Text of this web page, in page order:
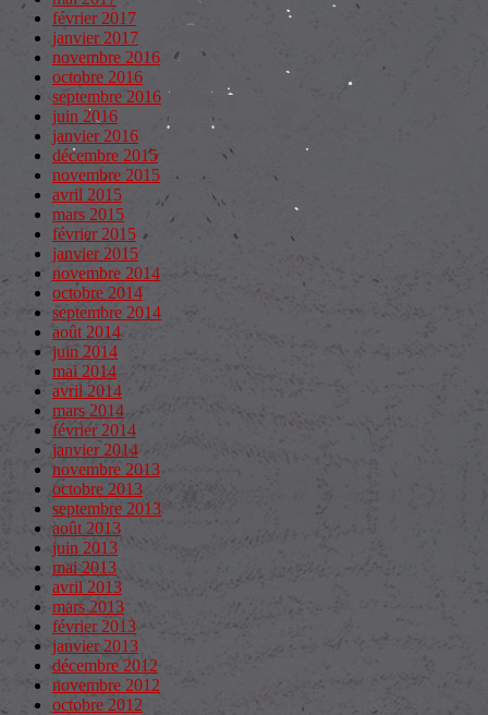
février 2017
janvier 2017
novembre 2016
octobre 2016
septembre 2016
juin 2016
janvier 2016
décembre 2015
novembre 2015
avril 2015
mars 2015
février 2015
janvier 2015
novembre 2014
octobre 2014
septembre 2014
août 2014
juin 2014
mai 2014
avril 2014
mars 2014
février 2014
janvier 2014
novembre 2013
octobre 2013
septembre 2013
août 2013
juin 2013
mai 2013
avril 2013
mars 2013
février 2013
janvier 2013
décembre 2012
novembre 2012
octobre 2012